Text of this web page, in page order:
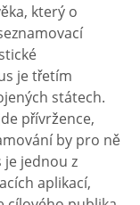
který o
je třetím
státech.
přívržence,
by pro ně
jednou z
aplikací,